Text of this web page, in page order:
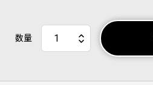
数量